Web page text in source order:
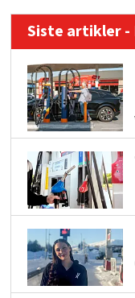
Siste artikler -